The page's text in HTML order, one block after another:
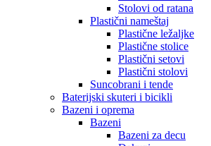
Stolovi od ratana
Plastični nameštaj
Plastične ležaljke
Plastične stolice
Plastični setovi
Plastični stolovi
Suncobrani i tende
Baterijski skuteri i bicikli
Bazeni i oprema
Bazeni
Bazeni za decu